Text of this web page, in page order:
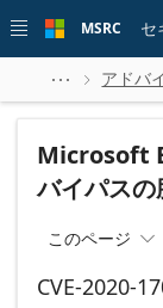
 main
MSRC セ
  アドバ
Microsoft
バイパスの
このページ 
CVE-2020-